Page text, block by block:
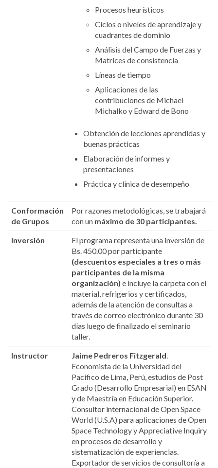
Procesos heurísticos
Ciclos o niveles de aprendizaje y
cuadrantes de dominio
Análisis del Campo de Fuerzas y
Matrices de consistencia
Líneas de tiempo
Aplicaciones de las
contribuciones de Michael
Michalko y Edward de Bono
Obtención de lecciones aprendidas y
buenas prácticas
Elaboración de informes y
presentaciones
Práctica y clínica de desempeño
Conformación
de Grupos
Por razones metodológicas, se trabajará
con un máximo de 30 participantes.
Inversión
El programa representa una inversión de
Bs. 450.00 por participante
(descuentos especiales a tres o más
participantes de la misma
organización) e incluye la carpeta con el
material, refrigerios y certificados,
además de la atención de consultas a
través de correo electrónico durante 30
días luego de finalizado el seminario
taller.
Instructor Jaime Pedreros Fitzgerald.
Economista de la Universidad del
Pacífico de Lima, Perú, estudios de Post
Grado (Desarrollo Empresarial) en ESAN
y de Maestría en Educación Superior.
Consultor internacional de Open Space
World (U.S.A) para aplicaciones de Open
Space Technology y Appreciative Inquiry
en procesos de desarrollo y
sistematización de experiencias.
Exportador de servicios de consultoría a